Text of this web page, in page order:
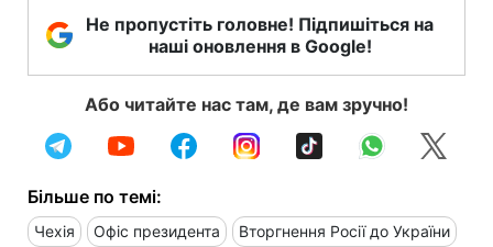
Не пропустіть головне! Підпишіться на
наші оновлення в Google!
Або читайте нас там, де вам зручно!
Більше по темі:
Чехія Офіс президента Вторгнення Росії до України